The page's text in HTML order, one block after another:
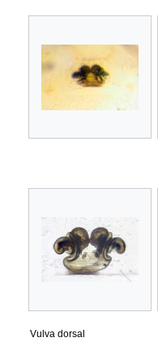
Vulva dorsal